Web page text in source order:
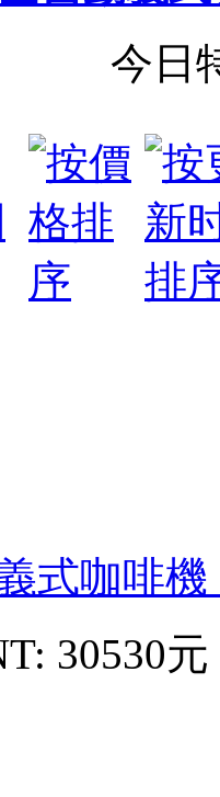
今日
式咖啡機
30530元